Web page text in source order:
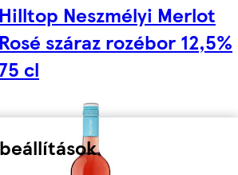
Hilltop Neszmélyi Merlot
Rosé száraz rozébor 12,5%
75 cl